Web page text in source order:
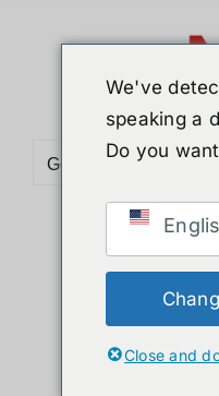
Go to...
Sort by
36
We've
speaking a
Do you
Close and